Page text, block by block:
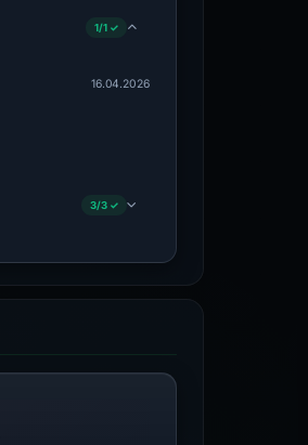
1/1 ✓
16.04.2026
3/3 ✓